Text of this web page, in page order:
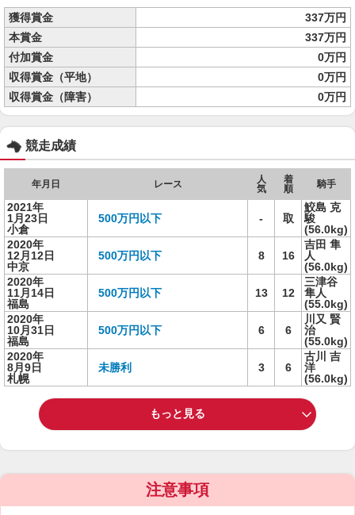
獲得賞金
337万円
本賞金
337万円
付加賞金
0万円
収得賞金（平地）
0万円
収得賞金（障害）
0万円
競走成績
年月日 レース
人
気
着
順
騎手
2021年
1月23日
小倉
500万円以下 - 取
鮫島 克
駿
(56.0kg)
2020年
12月12日
中京
500万円以下 8 16
吉田 隼
人
(56.0kg)
2020年
11月14日
福島
500万円以下 13 12
三津谷
隼人
(55.0kg)
2020年
10月31日
福島
500万円以下 6 6
川又 賢
治
(55.0kg)
2020年
8月9日
札幌
未勝利 3 6
古川 吉
洋
(56.0kg)
もっと見る
注意事項